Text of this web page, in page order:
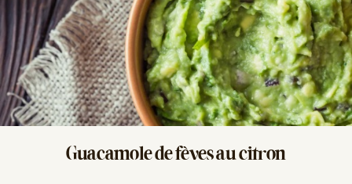
Guacamole de fèvesau citron